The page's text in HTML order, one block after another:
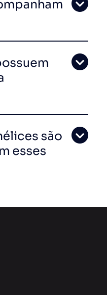
são
esses